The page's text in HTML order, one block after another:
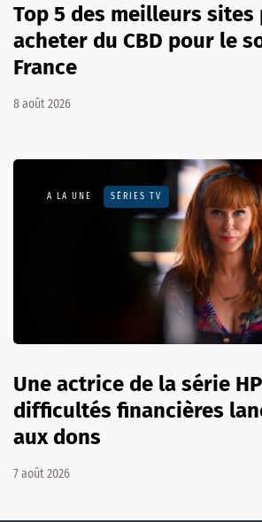
Top 5 des meilleurs sites
acheter du CBD pour le
France
8 août 2026
A LA UNE SÉRIES TV
Une actrice de la série
difficultés financières
aux dons
7 août 2026